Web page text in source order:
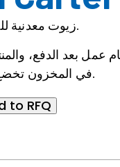
زيوت معدنية للتروس المغلقة.
عمل بعد الدفع،
في المخزون تخضع للبيع المسبق.
to RFQ